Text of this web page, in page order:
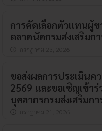
การคัดเลือกตัวแทนผู้
ตลาดนัดกรมส่งเสริมก
ขอส่งผลการประเมินค
2569 และขอเชิญเข้า
บุคลากรกรมส่งเสริม